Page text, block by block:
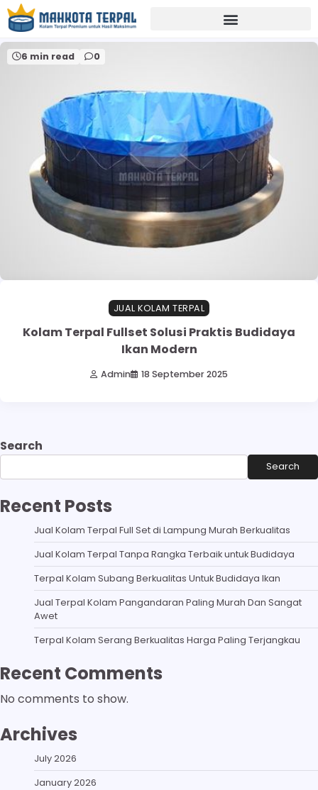
Home harga kolam terpal lengkap
6 min read 0
JUAL KOLAM TERPAL
Kolam Terpal Fullset Solusi Praktis Budidaya
Ikan Modern
Admin 18 September 2025
Search
Search
Recent Posts
Jual Kolam Terpal Full Set di Lampung Murah Berkualitas
Jual Kolam Terpal Tanpa Rangka Terbaik untuk Budidaya
Terpal Kolam Subang Berkualitas Untuk Budidaya Ikan
Jual Terpal Kolam Pangandaran Paling Murah Dan Sangat
Awet
Terpal Kolam Serang Berkualitas Harga Paling Terjangkau
Recent Comments
No comments to show.
Archives
July 2026
January 2026